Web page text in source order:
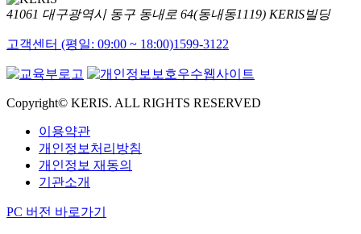
41061 대구광역시 동구 동내로 64(동내동1119) KERIS빌딩
고객센터 (평일: 09:00 ~ 18:00)1599-3122
Copyright© KERIS. ALL RIGHTS RESERVED
이용약관
개인정보처리방침
개인정보 재동의
기관소개
PC 버전 바로가기